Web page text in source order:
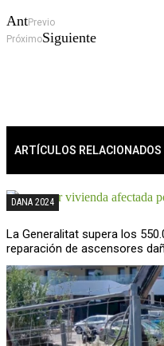
AntPrevio
PróximoSiguiente
ARTÍCULOS RELACIONADOS
DANA 2024
La Generalitat supera los
reparación de ascensores